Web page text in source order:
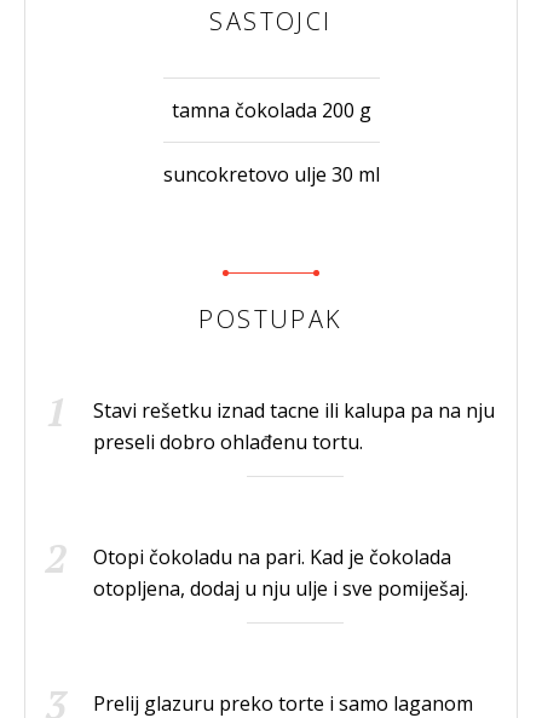
SASTOJCI
tamna čokolada 200 g
suncokretovo ulje 30 ml
POSTUPAK
Stavi rešetku iznad tacne ili kalupa pa na nju
preseli dobro ohlađenu tortu.
Otopi čokoladu na pari. Kad je čokolada
otopljena, dodaj u nju ulje i sve pomiješaj.
Prelij glazuru preko torte i samo laganom